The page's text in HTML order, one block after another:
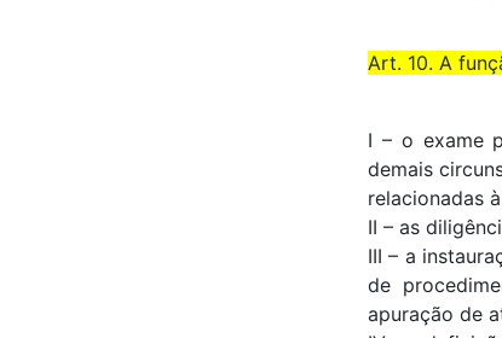
Art. 10. A
I – o exame
demais
relacionadas
II – as
III – a
de
apuração de